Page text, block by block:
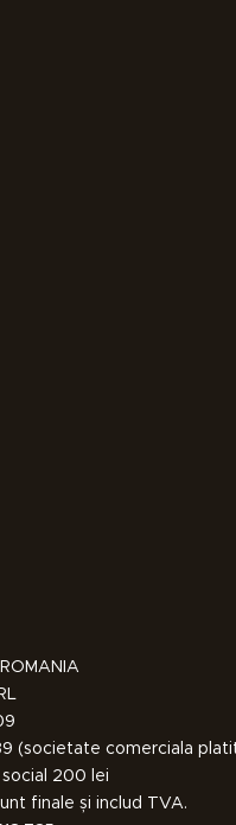
(societate comerciala
200 lei
finale și includ TVA.